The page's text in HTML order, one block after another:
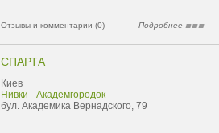
Отзывы и комментарии (0) Подробнее
СПАРТА
Киев
Нивки - Академгородок
бул. Академика Вернадского, 79